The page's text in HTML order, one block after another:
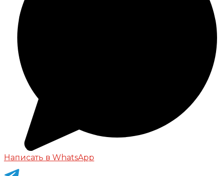
Написать в WhatsApp